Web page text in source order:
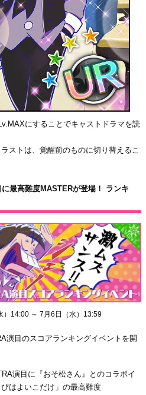
にすることでキャストドラマを読
ストは、覚醒前のものに切り替えるこ
最高難度MASTERが登場！ ランキ
）14:00 ～ 7月6日（水）13:59
演目のスコアランキングイベントを開
演目に『おそ松さん』とのコラボイ
はよいこだけ」の最高難度